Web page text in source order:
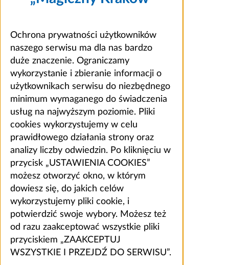
Ochrona prywatności użytkowników
naszego serwisu ma dla nas bardzo
duże znaczenie. Ograniczamy
wykorzystanie i zbieranie informacji o
użytkownikach serwisu do niezbędnego
minimum wymaganego do świadczenia
usług na najwyższym poziomie. Pliki
cookies wykorzystujemy w celu
prawidłowego działania strony oraz
analizy liczby odwiedzin. Po kliknięciu w
przycisk „USTAWIENIA COOKIES”
możesz otworzyć okno, w którym
dowiesz się, do jakich celów
wykorzystujemy pliki cookie, i
potwierdzić swoje wybory. Możesz też
od razu zaakceptować wszystkie pliki
przyciskiem „ZAAKCEPTUJ
WSZYSTKIE I PRZEJDŹ DO SERWISU”.